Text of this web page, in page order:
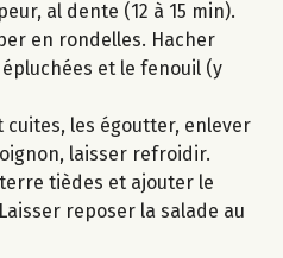
al dente (12 à 15 min).
en rondelles. Hacher
et le fenouil (y
cuites, les égoutter, enlever
laisser refroidir.
tièdes et ajouter le
reposer la salade au